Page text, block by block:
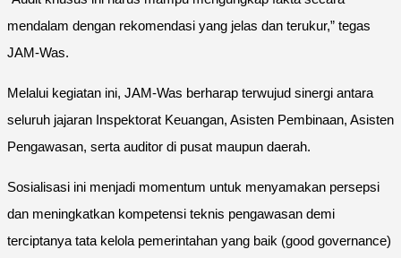
mendalam dengan rekomendasi yang jelas dan terukur,” tegas
JAM-Was.
Melalui kegiatan ini, JAM-Was berharap terwujud sinergi antara
seluruh jajaran Inspektorat Keuangan, Asisten Pembinaan, Asisten
Pengawasan, serta auditor di pusat maupun daerah.
Sosialisasi ini menjadi momentum untuk menyamakan persepsi
dan meningkatkan kompetensi teknis pengawasan demi
terciptanya tata kelola pemerintahan yang baik (good governance)